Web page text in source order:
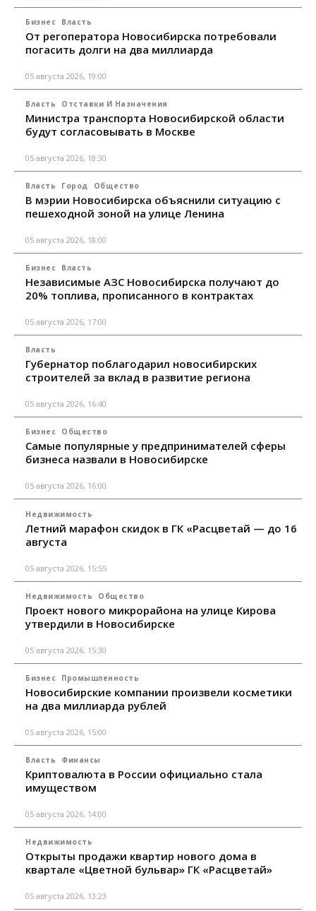
Бизнес Власть
От регоператора Новосибирска потребовали
погасить долги на два миллиарда
05 августа 2026, 19:00
Власть Отставки И Назначения
Министра транспорта Новосибирской области
будут согласовывать в Москве
05 августа 2026, 18:30
Власть Город Общество
В мэрии Новосибирска объяснили ситуацию с
пешеходной зоной на улице Ленина
05 августа 2026, 18:00
Бизнес Власть
Независимые АЗС Новосибирска получают до
20% топлива, прописанного в контрактах
05 августа 2026, 17:00
Власть
Губернатор поблагодарил новосибирских
строителей за вклад в развитие региона
05 августа 2026, 16:40
Бизнес Общество
Самые популярные у предпринимателей сферы
бизнеса назвали в Новосибирске
05 августа 2026, 16:00
Недвижимость
Летний марафон скидок в ГК «Расцветай — до 16
августа
05 августа 2026, 15:55
Недвижимость Общество
Проект нового микрорайона на улице Кирова
утвердили в Новосибирске
05 августа 2026, 15:30
Бизнес Промышленность
Новосибирские компании произвели косметики
на два миллиарда рублей
05 августа 2026, 15:00
Власть Финансы
Криптовалюта в России официально стала
имуществом
05 августа 2026, 14:00
Недвижимость
Открыты продажи квартир нового дома в
квартале «Цветной бульвар» ГК «Расцветай»
05 августа 2026, 13:23